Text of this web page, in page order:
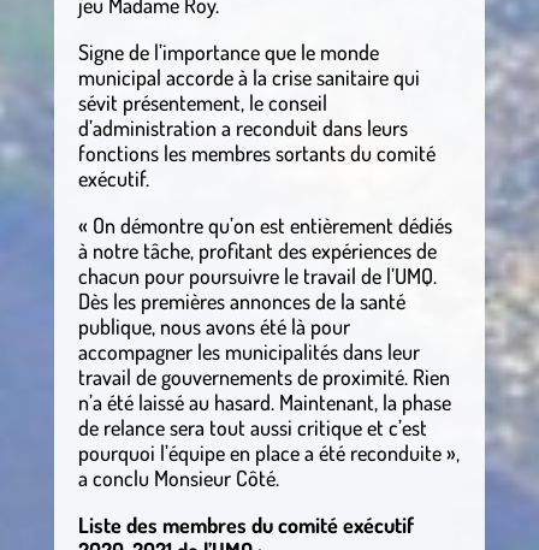
jeu Madame Roy.
Signe de l’importance que le monde
municipal accorde à la crise sanitaire qui
sévit présentement, le conseil
d’administration a reconduit dans leurs
fonctions les membres sortants du comité
exécutif.
« On démontre qu’on est entièrement dédiés
à notre tâche, profitant des expériences de
chacun pour poursuivre le travail de l’UMQ.
Dès les premières annonces de la santé
publique, nous avons été là pour
accompagner les municipalités dans leur
travail de gouvernements de proximité. Rien
n’a été laissé au hasard. Maintenant, la phase
de relance sera tout aussi critique et c’est
pourquoi l’équipe en place a été reconduite »,
a conclu Monsieur Côté.
Liste des membres du comité exécutif